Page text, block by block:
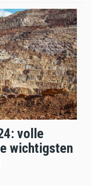
volle
wichtigsten